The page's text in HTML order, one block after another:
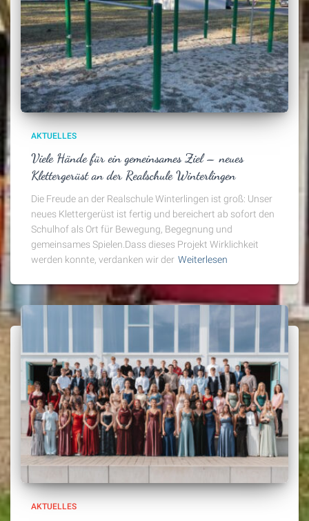
AKTUELLES
Viele Hände für ein gemeinsames Ziel – neues
Klettergerüst an der Realschule Winterlingen
Die Freude an der Realschule Winterlingen ist groß: Unser
neues Klettergerüst ist fertig und bereichert ab sofort den
Schulhof als Ort für Bewegung, Begegnung und
gemeinsames Spielen.Dass dieses Projekt Wirklichkeit
werden konnte, verdanken wir der Weiterlesen
AKTUELLES